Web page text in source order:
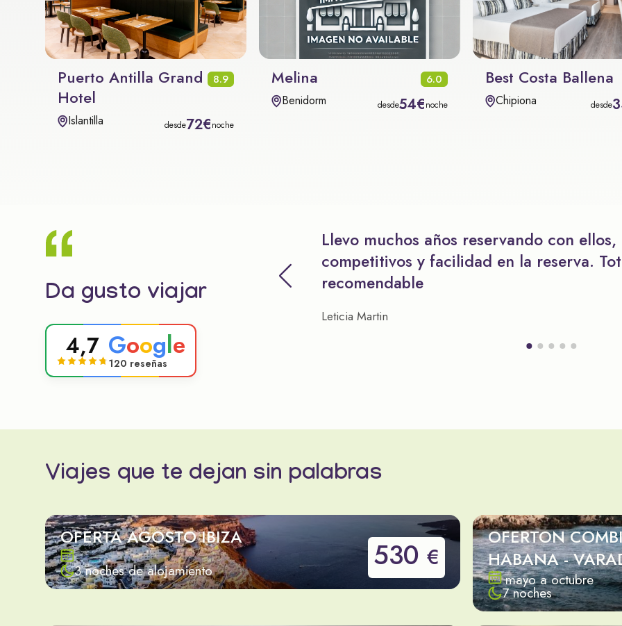
Puerto Antilla Grand
Hotel
8.9
Islantilla desde72€noche
Melina 6.0
Benidorm desde54€noche
Best Costa Ballena
Chipiona desde
Da gusto viajar
4,7 Google
120 reseñas
Llevo muchos años reservando con
competitivos y facilidad en la reserva.
recomendable
Leticia Martin
Viajes que te dejan sin palabras
OFERTA AGOSTO IBIZA
3 noches de alojamiento 530 €
OFERTON
HABANA -
mayo a octubre
7 noches